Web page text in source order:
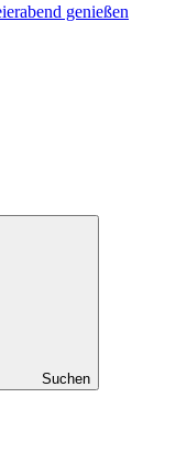
genießen
Suchen